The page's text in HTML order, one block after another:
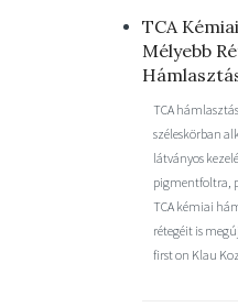
TCA
Mélyebb
TCA
széleskörban
látványos
pigmentfoltra,
TCA kémiai
rétegéit is
first on Klau